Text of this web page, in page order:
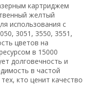
картриджем
желтый
использования с
3051, 3550, 3551,
цветов на
в 15000
долговечность и
в частой
кто ценит качество